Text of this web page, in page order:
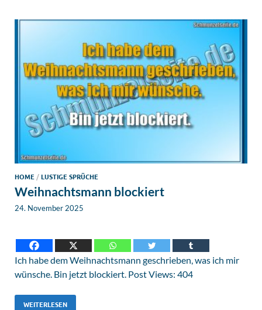
HOME /LUSTIGE SPRÜCHE
Weihnachtsmann blockiert
24. November 2025
Ich habe dem Weihnachtsmann geschrieben, was ich mir
wünsche. Bin jetzt blockiert. Post Views: 404
WEITERLESEN